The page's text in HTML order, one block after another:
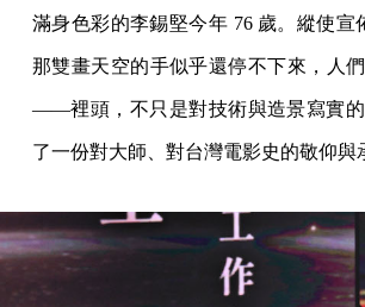
滿身色彩的李錫堅今年 76 歲。縱使宣
那雙畫天空的手似乎還停不下來，人
——裡頭，不只是對技術與造景寫實
了一份對大師、對台灣電影史的敬仰與